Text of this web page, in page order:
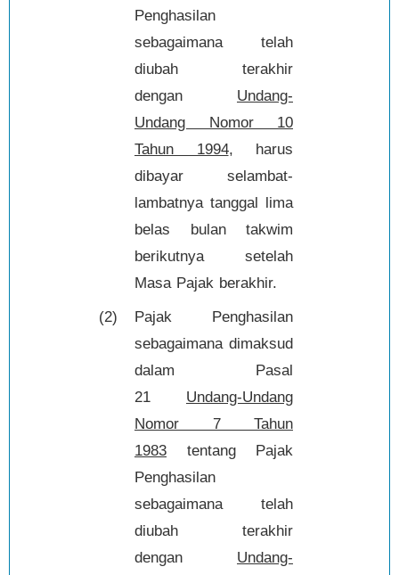
Penghasilan
sebagaimana telah
diubah terakhir
dengan Undang-
Undang Nomor 10
Tahun 1994, harus
dibayar selambat-
lambatnya tanggal lima
belas bulan takwim
berikutnya setelah
Masa Pajak berakhir.
(2)
Pajak Penghasilan
sebagaimana dimaksud
dalam Pasal
21 Undang-Undang
Nomor 7 Tahun
1983 tentang Pajak
Penghasilan
sebagaimana telah
diubah terakhir
dengan Undang-